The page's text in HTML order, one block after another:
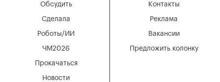
Новости
Обсудить
Сделала
Роботы/ИИ
ЧМ2026
Прокачаться
Вакансии
Реклама
Контакты
Предложить колонку